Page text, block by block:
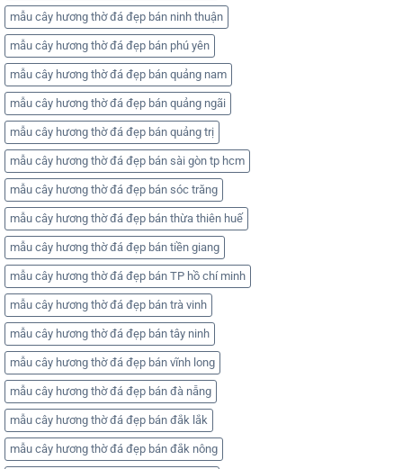
mẫu cây hương thờ đá đẹp bán ninh thuận
mẫu cây hương thờ đá đẹp bán phú yên
mẫu cây hương thờ đá đẹp bán quảng nam
mẫu cây hương thờ đá đẹp bán quảng ngãi
mẫu cây hương thờ đá đẹp bán quảng trị
mẫu cây hương thờ đá đẹp bán sài gòn tp hcm
mẫu cây hương thờ đá đẹp bán sóc trăng
mẫu cây hương thờ đá đẹp bán thừa thiên huế
mẫu cây hương thờ đá đẹp bán tiền giang
mẫu cây hương thờ đá đẹp bán TP hồ chí minh
mẫu cây hương thờ đá đẹp bán trà vinh
mẫu cây hương thờ đá đẹp bán tây ninh
mẫu cây hương thờ đá đẹp bán vĩnh long
mẫu cây hương thờ đá đẹp bán đà nẵng
mẫu cây hương thờ đá đẹp bán đắk lắk
mẫu cây hương thờ đá đẹp bán đắk nông